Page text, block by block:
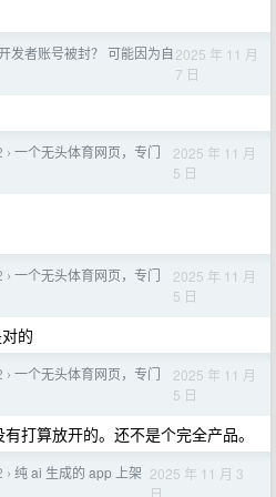
发者账号被封？ 可能因为自2025 年 11 月
7 日
› 一个无头体育网页，专门
2025 年 11 月
5 日
› 一个无头体育网页，专门
2025 年 11 月
5 日
的
› 一个无头体育网页，专门
2025 年 11 月
5 日
打算放开的。还不是个完全产品。
› 纯 ai 生成的 app 上架 2025 年 11 月 3
日